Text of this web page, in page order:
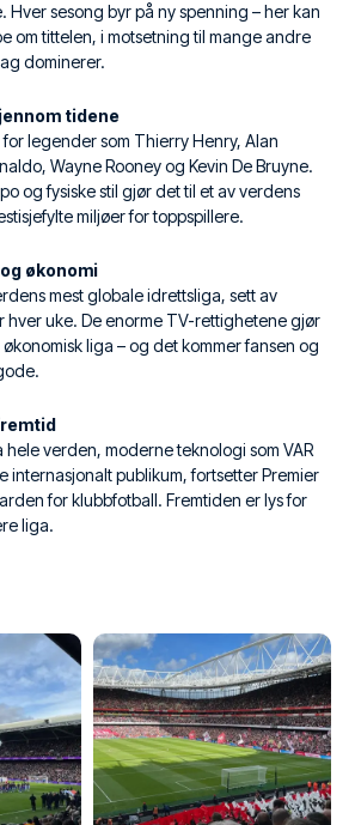
Hver sesong byr på ny spenning – her kan
om tittelen, i motsetning til mange andre
dominerer.
tidene
legender som Thierry Henry, Alan
Wayne Rooney og Kevin De Bruyne.
og fysiske stil gjør det til et av verdens
miljøer for toppspillere.
økonomi
mest globale idrettsliga, sett av
hver uke. De enorme TV-rettighetene gjør
liga – og det kommer fansen og
verden, moderne teknologi som VAR
internasjonalt publikum, fortsetter Premier
for klubbfotball. Fremtiden er lys for
liga.